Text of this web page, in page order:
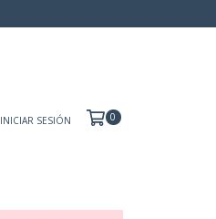
INICIAR SESIÓN 0